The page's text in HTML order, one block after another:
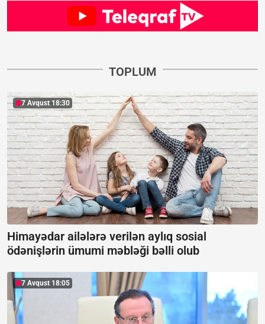
TOPLUM
7 Avqust 18:30
Himayədar ailələrə verilən aylıq sosial
ödənişlərin ümumi məbləği bəlli olub
7 Avqust 18:05